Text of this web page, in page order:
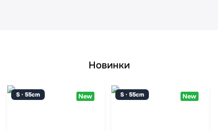
Новинки
S · 55cm New S · 55cm New